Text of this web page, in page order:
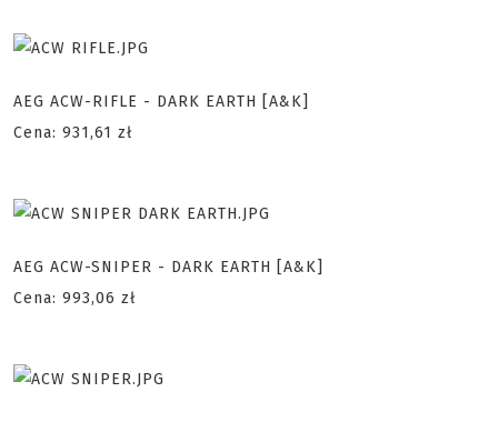
AEG ACW-RIFLE - DARK EARTH [A&K]
Cena: 931,61 zł
AEG ACW-SNIPER - DARK EARTH [A&K]
Cena: 993,06 zł